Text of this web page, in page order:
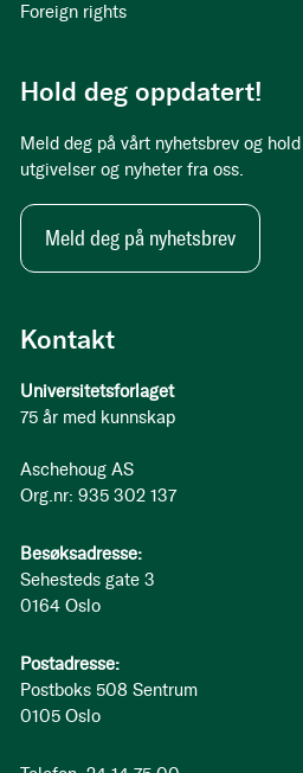
Kontakt
Universitetsforlaget
75 år med kunnskap
Aschehoug AS
Org.nr: 935 302 137
Besøksadresse:
Sehesteds gate 3
0164 Oslo
Postadresse:
Postboks 508 Sentrum
0105 Oslo
Foreign rights
Hold deg oppdatert!
Meld deg på vårt nyhetsbrev og
utgivelser og nyheter fra oss.
Meld deg på nyhetsbrev